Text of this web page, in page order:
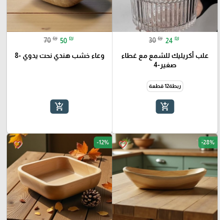
30 ₪ 24 ₪
علب أكريليك للشمع مع غطاء
صغير-4
ربطة12 قطعة
add_shopping_cart
70 ₪ 50 ₪
وعاء خشب هندي نحت يدوي -8
add_shopping_cart
favorite_border -28%
favorite_border -12%